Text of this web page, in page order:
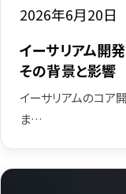
2026年6月20日
イーサリアム開
その背景と影響
イーサリアムのコ
ま…